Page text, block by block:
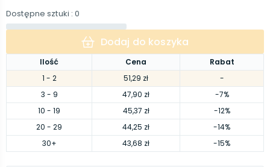
Ilość Cena
Rabat
1 - 2 51,29 zł
-
3 - 9 47,90 zł
-7%
10 - 19 45,37 zł
-12%
20 - 29 44,25 zł
-14%
30+ 43,68 zł -15%
Dostępne sztuki : 0
Dodaj do koszyka